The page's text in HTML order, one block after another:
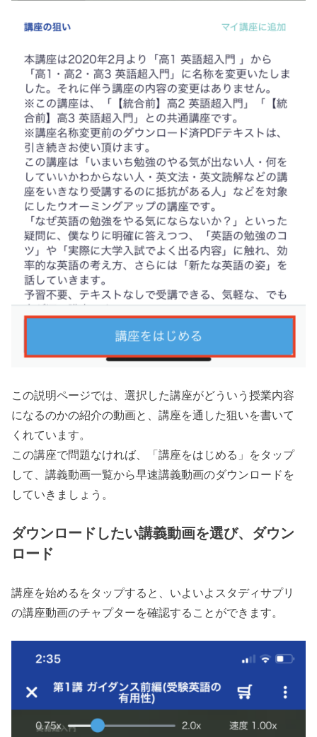
この説明ページでは、選択した講座がどういう授業内容
になるのかの紹介の動画と、講座を通した狙いを書いて
くれています。
この講座で問題なければ、「講座をはじめる」をタップ
して、講義動画一覧から早速講義動画のダウンロードを
していきましょう。
ダウンロードしたい講義動画を選び、ダウン
ロード
講座を始めるをタップすると、いよいよスタディサプリ
の講座動画のチャプターを確認することができます。